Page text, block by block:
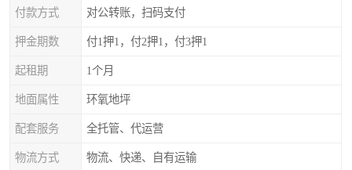
付款方式 对公转账，扫码支付
押金期数 付1押1，付2押1，付3押1
起租期 1个月
地面属性 环氧地坪
配套服务 全托管、代运营
物流方式 物流、快递、自有运输